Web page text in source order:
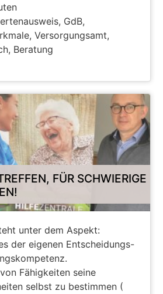
GdB,
Versorgungsamt,
Beratung
FÜR SCHWIERIGE
unter dem Aspekt:
der eigenen Entscheidungs-
Fähigkeiten seine
selbst zu bestimmen (